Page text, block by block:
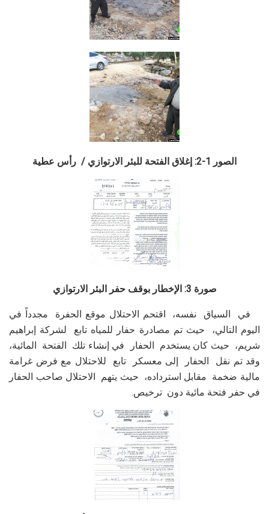
الصور 1-2: إغلاق الفتحة للبئر الارتوازي / رأس عطية
صورة 3: الإخطار بوقف حفر البئر الارتوازي
في السياق نفسه، اقتحم الاحتلال موقع الحفرة مجدداً في
اليوم التالي، حيث تم مصادرة حفار للمياه تابع لشركة إبراهيم
شريم، حيث كان يستخدم الحفار في إنشاء تلك الفتحة المائية،
وقد تم نقل الحفار إلى معسكر تابع للاحتلال مع فرض غرامة
مالية ضخمة مقابل استرداده، حيث يتهم الاحتلال صاحب الحفار
في حفر فتحة مائية دون ترخيص.